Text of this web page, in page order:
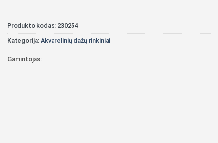
Produkto kodas: 230254
Kategorija: Akvarelinių dažų rinkiniai
Gamintojas: